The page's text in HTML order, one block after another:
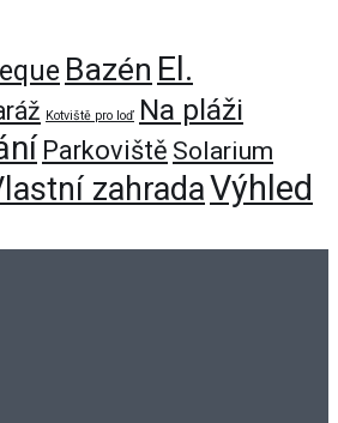
Bazén El.
Kotviště pro loď Na pláži
Parkoviště Solarium
zahradaVýhled